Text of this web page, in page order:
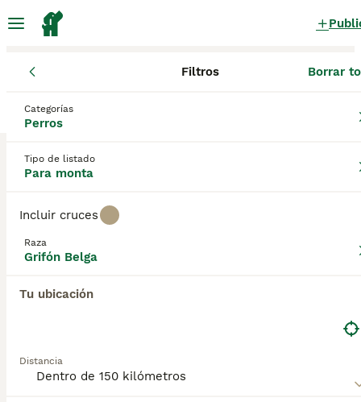
Filtros Borrar
Categorías
Perros
Tipo de listado
Para monta
Incluir cruces
Raza
Grifón Belga
Tu ubicación
Distancia
Grifón Belga Perros para monta
0 Perros encontrados
Sólo puro
Guardar búsqueda